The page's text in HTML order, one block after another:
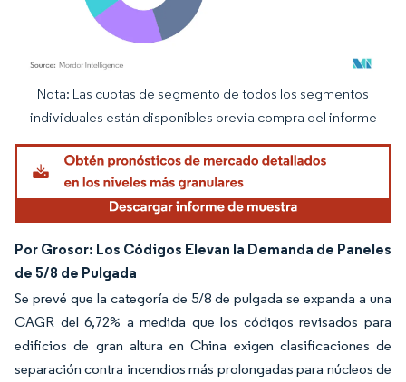
Imagen © Mordor Intelligence. El uso requiere atribución según CC BY 4.0.
Nota: Las cuotas de segmento de todos los segmentos
individuales están disponibles previa compra del informe
Por Grosor: Los Códigos Elevan la Demanda de Paneles
de 5/8 de Pulgada
Se prevé que la categoría de 5/8 de pulgada se expanda a una
CAGR del 6,72% a medida que los códigos revisados para
edificios de gran altura en China exigen clasificaciones de
separación contra incendios más prolongadas para núcleos de